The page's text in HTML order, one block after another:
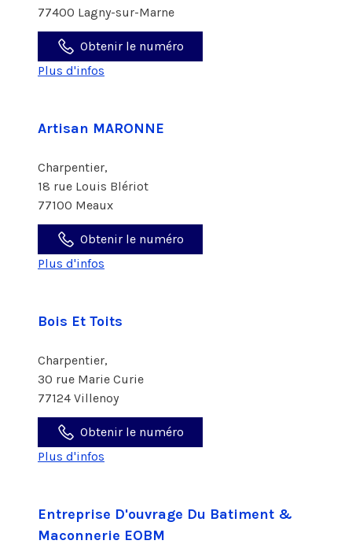
77400 Lagny-sur-Marne
Obtenir le numéro
Plus d'infos
Artisan MARONNE
Charpentier,
18 rue Louis Blériot
77100 Meaux
Obtenir le numéro
Plus d'infos
Bois Et Toits
Charpentier,
30 rue Marie Curie
77124 Villenoy
Obtenir le numéro
Plus d'infos
Entreprise D'ouvrage Du Batiment &
Maconnerie EOBM